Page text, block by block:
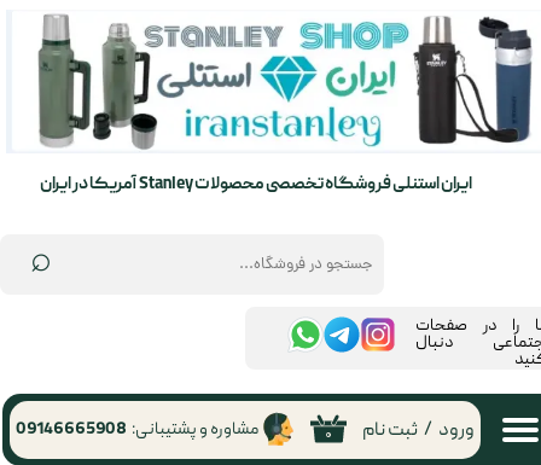
⌕
ایران استنلی فروشگاه تخصصی محصولات Stanley آمریکا در ایران
۰ ورود / ثبت نام
حساب کاربری من
تغییر گذر واژه
مشاوره و پشتیبانی: 09146665908
را در صفحات
دنبال